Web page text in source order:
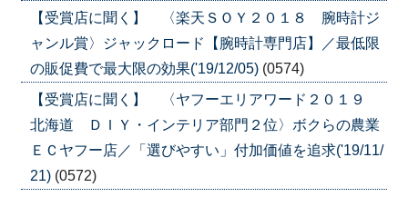
【受賞店に聞く】 〈楽天ＳＯＹ２０１８ 腕時計ジ
ャンル賞〉ジャックロード【腕時計専門店】／最低限
の販促費で最大限の効果('19/12/05) (0574)
【受賞店に聞く】 〈ヤフーエリアワード２０１９
北海道 ＤＩＹ・インテリア部門２位〉ボクらの農業
ＥＣヤフー店／「選びやすい」付加価値を追求('19/11/
21) (0572)